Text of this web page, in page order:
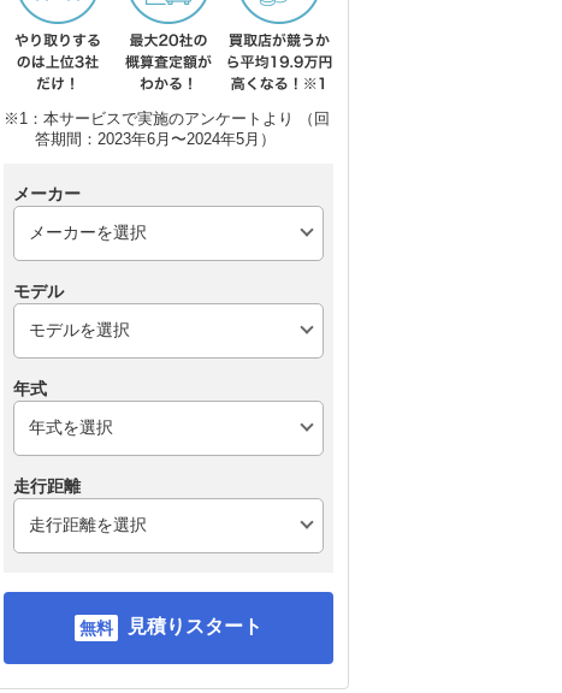
※1：本サービスで実施のアンケートより （回
答期間：2023年6月〜2024年5月）
メーカー
モデル
年式
走行距離
見積りスタート